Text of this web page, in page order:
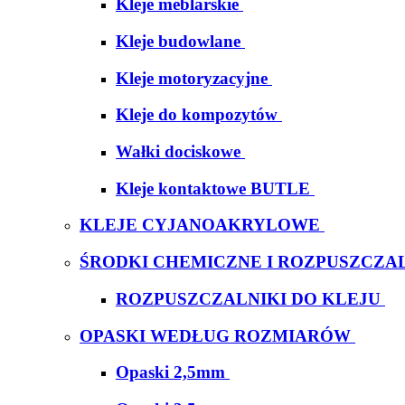
Kleje meblarskie
Kleje budowlane
Kleje motoryzacyjne
Kleje do kompozytów
Wałki dociskowe
Kleje kontaktowe BUTLE
KLEJE CYJANOAKRYLOWE
ŚRODKI CHEMICZNE I
ROZPUSZCZALNIKI DO KLEJU
OPASKI WEDŁUG ROZMIARÓW
Opaski 2,5mm